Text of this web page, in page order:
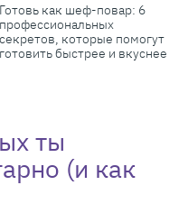
Масштабные приключения:
самые красивые фестивали
России в августе
ты
(и как